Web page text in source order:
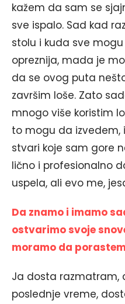
kažem da sam se
sve ispalo. Sad kad
stolu i kuda sve
opreznija, mada je
da se ovog puta
završim loše. Zato
mnogo više koristim
to mogu da izvedem,
stvari koje sam gore
lično i profesionalno
uspela, ali evo me,
Da znamo i imamo
ostvarimo svoje
moramo da
Ja dosta razmatram,
poslednje vreme,